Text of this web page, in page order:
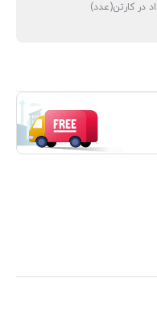
در کارتن(عدد)